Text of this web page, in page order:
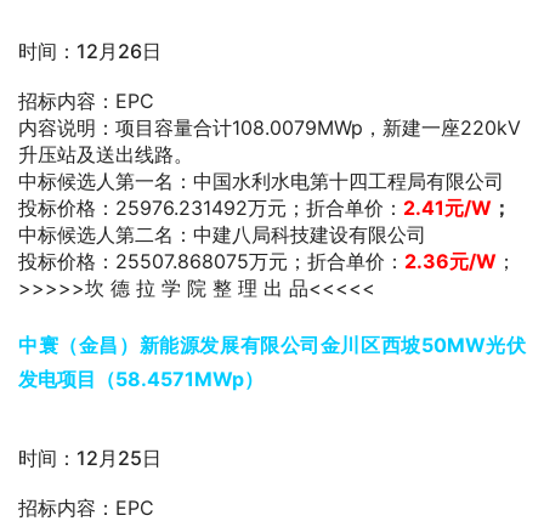
时间：12月26日
招标内容：EPC
内容说明：项目容量合计108.0079MWp，新建一座220kV
升压站及送出线路。
中标候选人第一名：中国水利水电第十四工程局有限公司
投标价格：25976.231492万元；折合单价： 2.41元/W ；
中标候选人第二名：中建八局科技建设有限公司
投标价格：25507.868075万元；折合单价： 2.36元/W ；
>>>>>坎 德 拉 学 院 整 理 出 品<<<<<
中寰（金昌）新能源发展有限公司金川区西坡50MW光伏
发电项目（58.4571MWp）
时间：12月25日
招标内容：EPC